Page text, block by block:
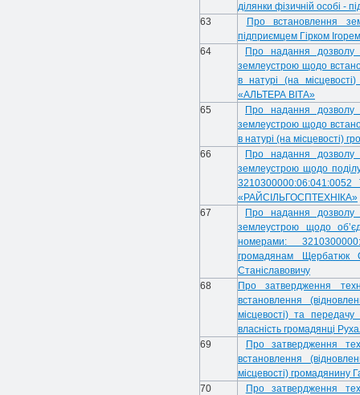
ділянки фізичній особі -
63
Про встановлення
підприємцем Гірком
64
Про надання дозволу
землеустрою щодо
в натурі (на
«АЛЬТЕРА ВІТА»
65
Про надання дозволу
землеустрою щодо
в натурі (на місцевості)
66
Про надання дозволу
землеустрою щодо
3210300000:06:041:0052
«РАЙСІЛЬГОСПТЕХНІКА»
67
Про надання дозволу
землеустрою щодо
номерами:
громадянам Щербатюк
Станіславовичу
68
Про затвердження
встановлення
місцевості) та передачу
власність громадянці
69
Про затвердження
встановлення
місцевості) громадянину
70
Про затвердження